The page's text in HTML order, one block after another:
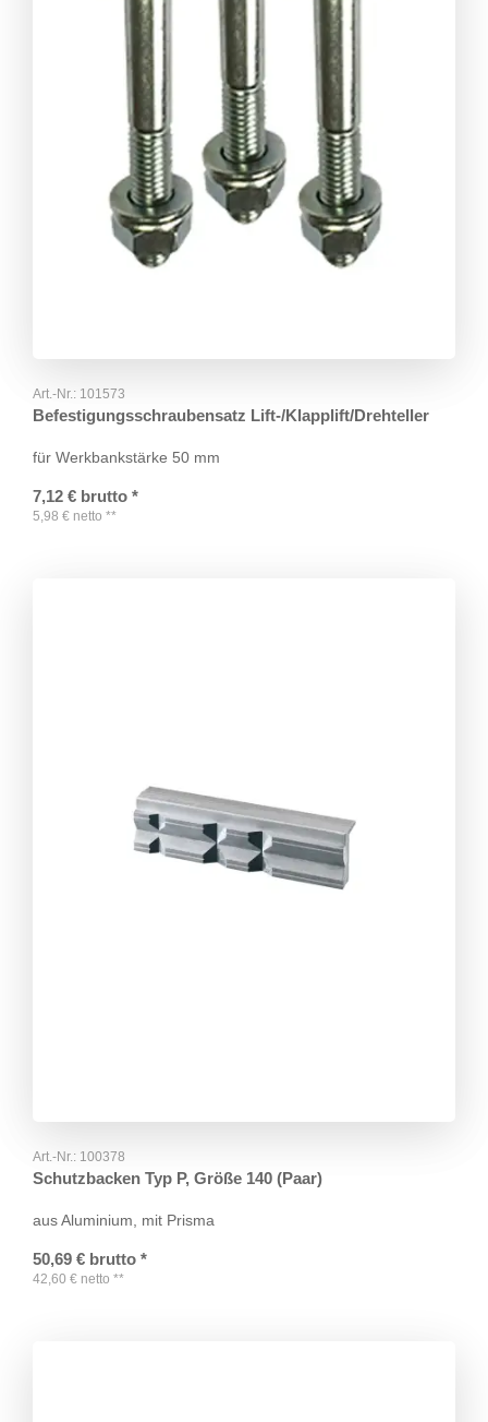
Art.-Nr.: 101573
Befestigungsschraubensatz Lift-/Klapplift/Drehteller
für Werkbankstärke 50 mm
7,12 € brutto *
5,98 € netto **
Art.-Nr.: 100378
Schutzbacken Typ P, Größe 140 (Paar)
aus Aluminium, mit Prisma
50,69 € brutto *
42,60 € netto **